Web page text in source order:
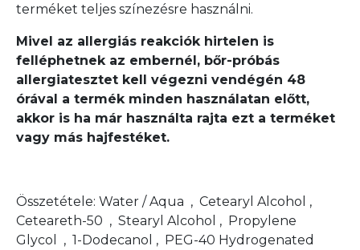
terméket teljes színezésre használni.
Mivel az allergiás reakciók hirtelen is
felléphetnek az embernél, bőr-próbás
allergiatesztet kell végezni vendégén 48
órával a termék minden használatan előtt,
akkor is ha már használta rajta ezt a terméket
vagy más hajfestéket.
Összetétele: Water / Aqua , Cetearyl Alcohol ,
Ceteareth-50 , Stearyl Alcohol , Propylene
Glycol , 1-Dodecanol , PEG-40 Hydrogenated